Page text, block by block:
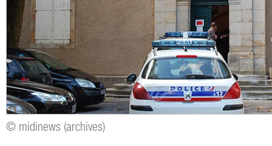
© midinews (archives)